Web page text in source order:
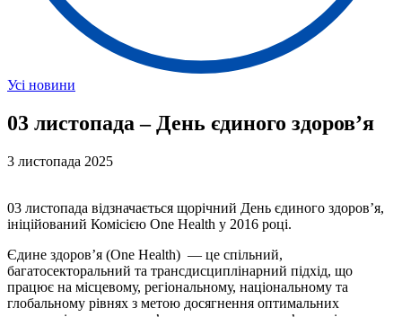
Усі новини
03 листопада – День єдиного здоров’я
3 листопада 2025
03 листопада відзначається щорічний День єдиного здоров’я,
ініційований Комісією One Health у 2016 році.
Єдине здоров’я (One Health) — це спільний,
багатосекторальний та трансдисциплінарний підхід, що
працює на місцевому, регіональному, національному та
глобальному рівнях з метою досягнення оптимальних